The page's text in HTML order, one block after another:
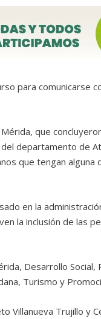
para comunicarse
que
departamento de
que tengan alguna
en la
la inclusión de las
Desarrollo Social,
Turismo y
Villanueva Trujillo y